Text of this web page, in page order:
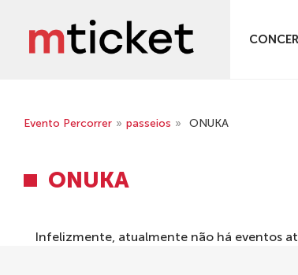
Evento Percorrer » passeios » ONUKA
ONUKA
Infelizmente, atualmente não há eventos